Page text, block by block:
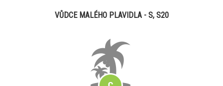
VŮDCE MALÉHO PLAVIDLA - S, S20